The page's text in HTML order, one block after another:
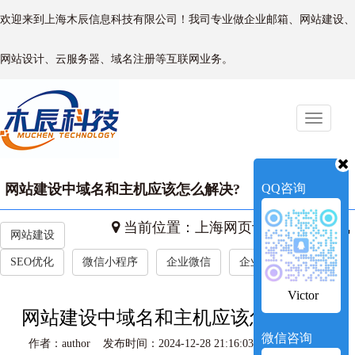
欢迎来到上海木辰信息科技有限公司！我司专业做企业邮箱、网站建设、
网站设计、云服务器、域名注册等互联网业务。
Toggle
网站建设中域名和主机应该怎么解决?
当前位置： 上海网页设计->新闻资讯
网站建设
SEO优化 微信小程序 企业微信 企业新闻
网站建设中域名和主机应该怎么解决?
作者：author 发布时间：2024-12-28 21:16:03 访问量：593
QQ咨询
Victor
微信咨询